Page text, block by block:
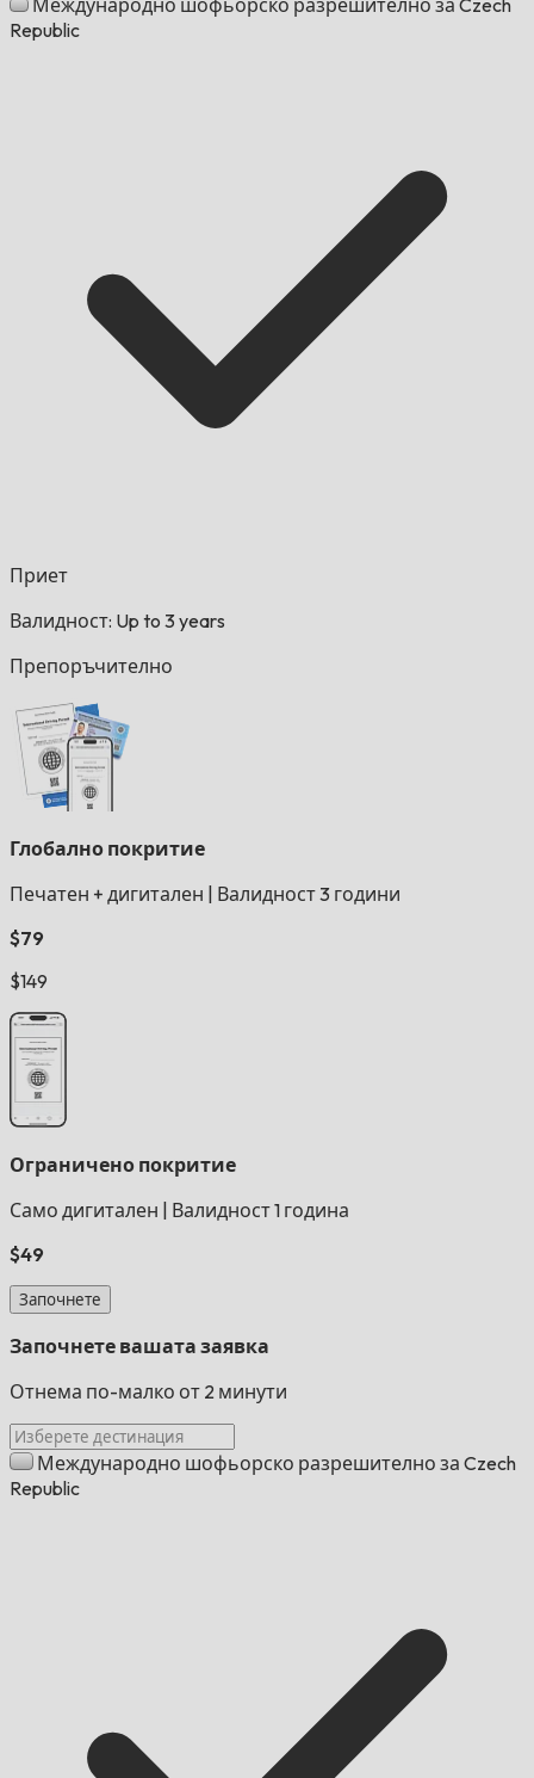
Международно шофьорско разрешително за Czech
Republic
Приет
Валидност: Up to 3 years
Препоръчително
Глобално покритие
Печатен + дигитален
Валидност 3 години
$79
$149
Ограничено покритие
Само дигитален
Валидност 1 година
$49
Започнете
Започнете вашата заявка
Отнема по-малко от 2 минути
Международно шофьорско разрешително за Czech
Republic